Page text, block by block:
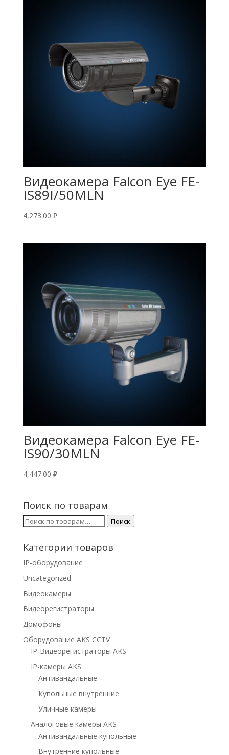
Видеокамера Falcon Eye FE-
IS89I/50MLN
4,273.00 ₽
Видеокамера Falcon Eye FE-
IS90/30MLN
4,447.00 ₽
Поиск по товарам
Искать: Поиск
Категории товаров
IP-оборудование
Uncategorized
Видеокамеры
Видеорегистраторы
Домофоны
Оборудование AKS CCTV
IP-Видеорегистраторы AKS
IP-камеры AKS
Антивандальные
Купольные внутренние
Уличные камеры
Аналоговые камеры AKS
Антивандальные купольные
Внутренние купольные